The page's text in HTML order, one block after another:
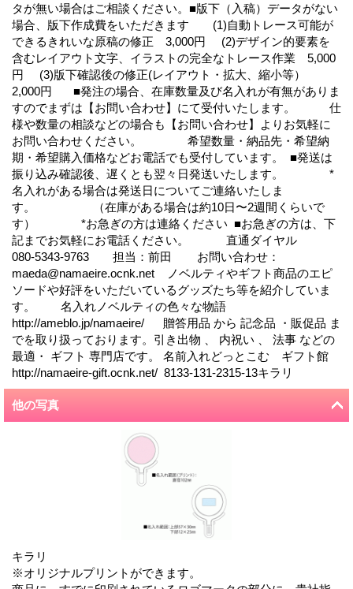
タが無い場合はご相談ください。■版下（入稿）データがない
場合、版下作成費をいただきます (1)自動トレース可能が
できるきれいな原稿の修正 3,000円 (2)デザイン的要素を
含むレイアウト文字、イラストの完全なトレース作業 5,000
円 (3)版下確認後の修正(レイアウト・拡大、縮小等）
2,000円 ■発注の場合、在庫数量及び名入れが有無がありま
すのでまずは【お問い合わせ】にて受付いたします。 仕
様や数量の相談などの場合も【お問い合わせ】よりお気軽に
お問い合わせください。 希望数量・納品先・希望納
期・希望購入価格などお電話でも受付しています。 ■発送は
振り込み確認後、遅くとも翌々日発送いたします。 *
名入れがある場合は発送日についてご連絡いたしま
す。 （在庫がある場合は約10日〜2週間くらいで
す） *お急ぎの方は連絡ください ■お急ぎの方は、下
記までお気軽にお電話ください。 直通ダイヤル
080-5343-9763 担当：前田 お問い合わせ：
maeda@namaeire.ocnk.net ノベルティやギフト商品のエピ
ソードや好評をいただいているグッズたち等を紹介していま
す。 名入れノベルティの色々な物語
http://ameblo.jp/namaeire/ 贈答用品 から 記念品 ・販促品 ま
でを取り扱っております。引き出物 、 内祝い 、 法事 などの
最適・ ギフト 専門店です。 名前入れどっとこむ ギフト館
http://namaeire-gift.ocnk.net/ 8133-131-2315-13キラリ
他の写真
キラリ
※オリジナルプリントができます。